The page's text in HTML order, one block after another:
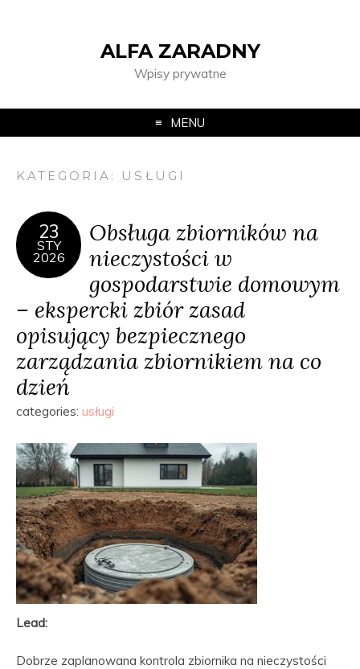
ALFA ZARADNY
Wpisy prywatne
MENU
KATEGORIA: USŁUGI
23
STY
2026
Obsługa zbiorników na
nieczystości w
gospodarstwie domowym
– ekspercki zbiór zasad
opisujący bezpiecznego
zarządzania zbiornikiem na co
dzień
categories: usługi
Lead:
Dobrze zaplanowana kontrola zbiornika na nieczystości